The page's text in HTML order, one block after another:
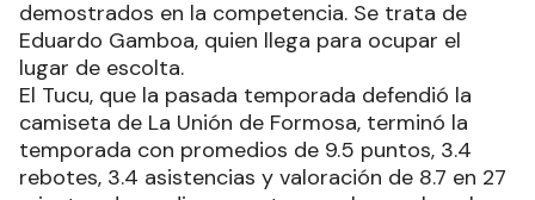
demostrados en la competencia. Se trata de
Eduardo Gamboa, quien llega para ocupar el
lugar de escolta.
El Tucu, que la pasada temporada defendió la
camiseta de La Unión de Formosa, terminó la
temporada con promedios de 9.5 puntos, 3.4
rebotes, 3.4 asistencias y valoración de 8.7 en 27